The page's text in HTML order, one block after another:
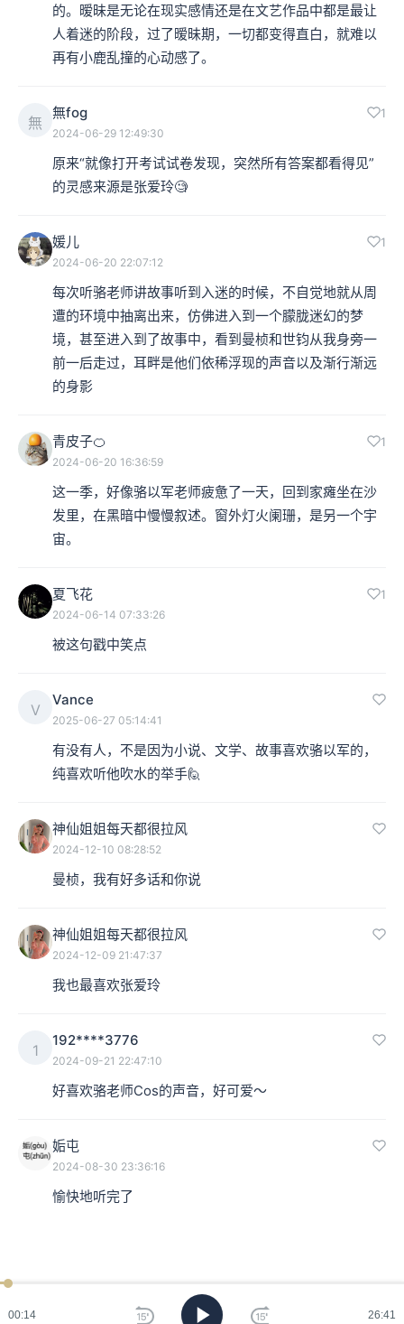
00:15 26:41
的。暧昧是无论在现实感情还是在文艺作品中都是最让
人着迷的阶段，过了暧昧期，一切都变得直白，就难以
再有小鹿乱撞的心动感了。
無
無fog 1
2024-06-29 12:49:30
原来“就像打开考试试卷发现，突然所有答案都看得见”
的灵感来源是张爱玲🧐
媛儿 1
2024-06-20 22:07:12
每次听骆老师讲故事听到入迷的时候，不自觉地就从周
遭的环境中抽离出来，仿佛进入到一个朦胧迷幻的梦
境，甚至进入到了故事中，看到曼桢和世钧从我身旁一
前一后走过，耳畔是他们依稀浮现的声音以及渐行渐远
的身影
青皮子🍊 1
2024-06-20 16:36:59
这一季，好像骆以军老师疲惫了一天，回到家瘫坐在沙
发里，在黑暗中慢慢叙述。窗外灯火阑珊，是另一个宇
宙。
夏飞花 1
2024-06-14 07:33:26
被这句戳中笑点
V
Vance
2025-06-27 05:14:41
有没有人，不是因为小说、文学、故事喜欢骆以军的，
纯喜欢听他吹水的举手🙋
神仙姐姐每天都很拉风
2024-12-10 08:28:52
曼桢，我有好多话和你说
神仙姐姐每天都很拉风
2024-12-09 21:47:37
我也最喜欢张爱玲
1
192****3776
2024-09-21 22:47:10
好喜欢骆老师Cos的声音，好可爱～
姤屯
2024-08-30 23:36:16
愉快地听完了